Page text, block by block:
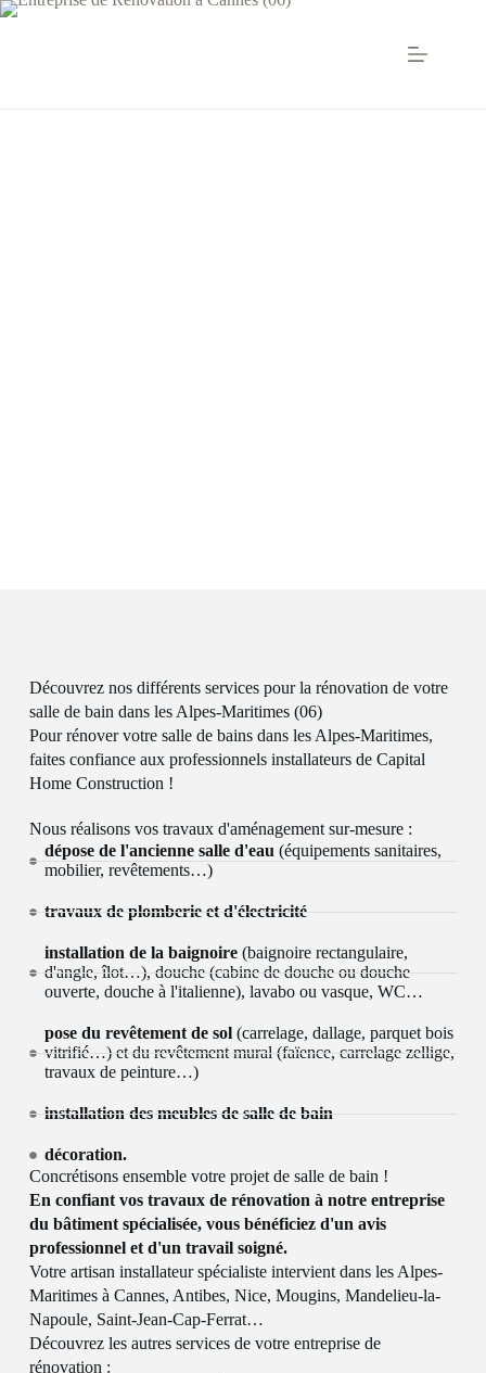
Découvrez nos différents services pour la rénovation de votre
salle de bain dans les Alpes-Maritimes (06)
Pour rénover votre salle de bains dans les Alpes-Maritimes,
faites confiance aux professionnels installateurs de Capital
Home Construction !
Nous réalisons vos travaux d'aménagement sur-mesure :
dépose de l'ancienne salle d'eau (équipements sanitaires,
mobilier, revêtements…)
travaux de plomberie et d'électricité
installation de la baignoire (baignoire rectangulaire,
d'angle, îlot…), douche (cabine de douche ou douche
ouverte, douche à l'italienne), lavabo ou vasque, WC…
pose du revêtement de sol (carrelage, dallage, parquet bois
vitrifié…) et du revêtement mural (faïence, carrelage zellige,
travaux de peinture…)
installation des meubles de salle de bain
décoration.
Concrétisons ensemble votre projet de salle de bain !
En confiant vos travaux de rénovation à notre entreprise
du bâtiment spécialisée, vous bénéficiez d'un avis
professionnel et d'un travail soigné.
Votre artisan installateur spécialiste intervient dans les Alpes-
Maritimes à Cannes, Antibes, Nice, Mougins, Mandelieu-la-
Napoule, Saint-Jean-Cap-Ferrat…
Découvrez les autres services de votre entreprise de
rénovation :